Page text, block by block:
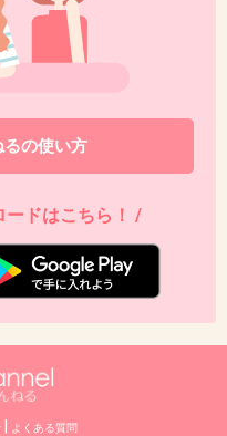
るの使い方
ドはこちら！ /
よくある質問